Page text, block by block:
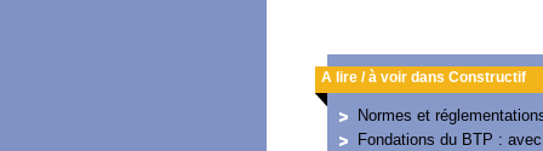
A lire / à voir dans Constructif
Normes et
Fondations du BTP :